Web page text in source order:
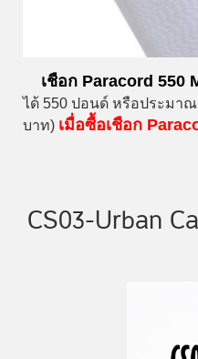
เชือก Paracord 550
ได้ 550 ปอนด์ หรือประมาณ
บาท) เมื่อซื้อเชือก
CS03-Urban